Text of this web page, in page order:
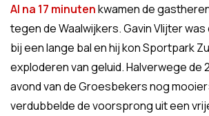
Al na 17 minutenkwamen de
tegen de Waalwijkers. Gavin Vlijter
bij een lange bal en hij kon Sportpark
exploderen van geluid. Halverwege de
avond van de Groesbekers nog
verdubbelde de voorsprong uit een